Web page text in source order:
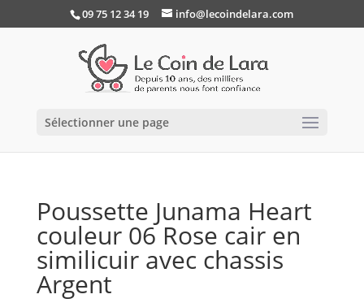
09 75 12 34 19 info@lecoindelara.com
Sélectionner une page
Poussette Junama Heart
couleur 06 Rose cair en
similicuir avec chassis
Argent